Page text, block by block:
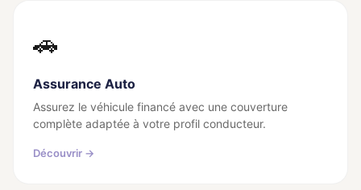
🚗
Assurance Auto
Assurez le véhicule financé avec une couverture
complète adaptée à votre profil conducteur.
Découvrir →